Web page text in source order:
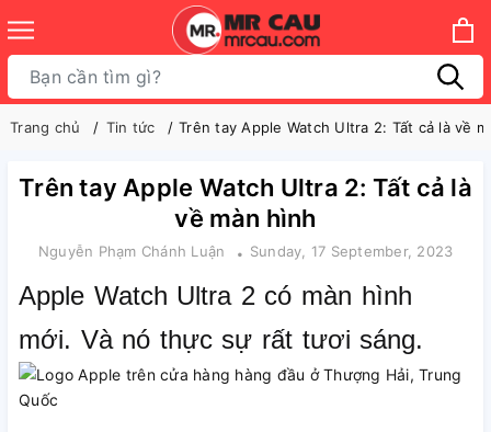
Trang chủ Tin tức Trên tay Apple Watch Ultra 2: Tất cả là về
Trên tay Apple Watch Ultra 2: Tất cả là
về màn hình
Nguyễn Phạm Chánh Luận Sunday, 17 September, 2023
Apple Watch Ultra 2 có màn hình
mới. Và nó thực sự rất tươi sáng.